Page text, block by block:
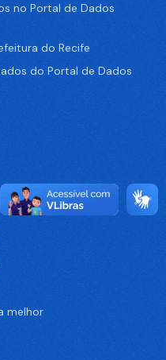
no Portal de Dados
do Recife
do Portal de Dados
melhor